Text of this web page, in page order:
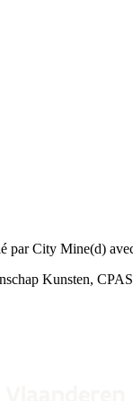
par City Mine(d)
Kunsten,